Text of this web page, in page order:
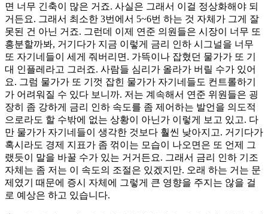
면 너무 긴축이 많은 거죠. 사실은 그래서 이걸 정상화해야 되
거든요. 그래서 최소한 3번에서 5~6번 하는 것 자체가 그게 잘
못된 건 아닌 거죠. 그런데 이제 연준 의원들은 시장이 너무 또
흥분할까봐, 거기다가 지금 이렇게 금리 인하 시그널을 너무
또 자기네들이 세게 줘버리면. 가뜩이나 잡혔던 물가가 또 기
대 인플레라고 그러죠. 사람들 심리가 올라가 버릴 수가 있어
요. 그럼 물가가 또 기껏 잡힌 물가가 자기네들도 컨트롤하기
가 어려워질 수 있다 보니까. 저는 계속해서 연준 위원들은 굉
장히 좀 강하게 금리 인하 속도를 좀 제어하는 발언을 의도적
으로라도 할 수밖에 없는 상황이 아닌가 이렇게 보고 있고. 다
만 물가가 자기네들이 생각한 것보다 훨씬 낮아지고. 거기다가
혹시라도 경제 지표가 좀 꺾이는 모습이 나오면은 또 언제 그
랬듯이 말을 바꿀 수가 있는 거거든요. 그래서 금리 인하 기조
자체는 좀 저는 이 속도의 조절은 있겠지만. 오래 하는 거는 문
제였기 때문에 증시 자체에 그렇게 큰 영향을 주지는 않을 걸
로 예상은 하고 있습니다.